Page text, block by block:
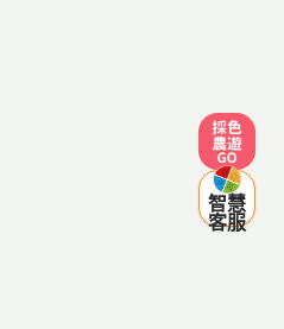
採色農遊
智慧
客服